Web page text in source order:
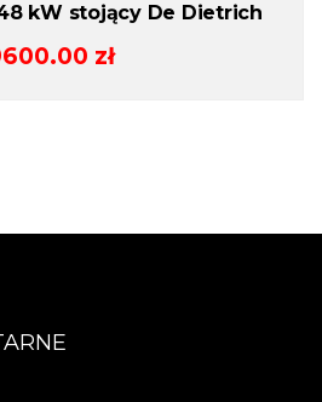
kW stojący De Dietrich
zł